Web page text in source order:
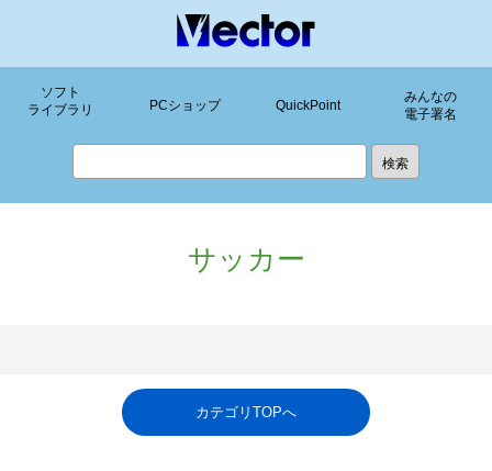
ソフト
ライブラリ
PCショップ QuickPoint
みんなの
電子署名
サッカー
カテゴリTOPへ